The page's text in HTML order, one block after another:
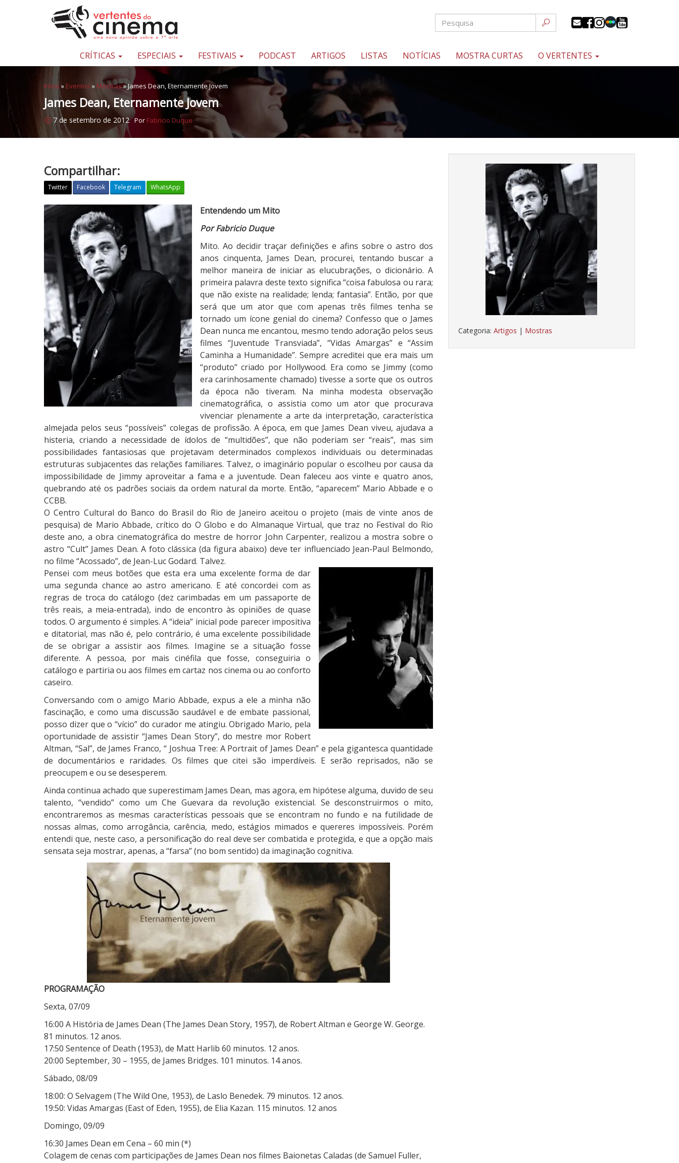
Pular para o conteúdo
Uma
sobre
sétima
arte
CRÍTICAS ESPECIAIS FESTIVAIS PODCAST ARTIGOS LISTAS NOTÍCIAS MOSTRA CURTAS O VERTENTES
Início » Eventos » Mostras»James Dean, Eternamente Jovem
James Dean, Eternamente Jovem
7 de setembro de 2012 Por Fabricio Duque
Categoria: Artigos | Mostras
Compartilhar:
Twitter Facebook Telegram WhatsApp
J
s
D
e
a
n
,
E
t
m
n
t
e
J
o
v
e
m
Entendendo um Mito
Por Fabricio Duque
Mito. Ao decidir traçar definições e afins sobre o astro dos
anos cinquenta, James Dean, procurei, tentando buscar a
melhor maneira de iniciar as elucubrações, o dicionário. A
primeira palavra deste texto significa “coisa fabulosa ou rara;
que não existe na realidade; lenda; fantasia”. Então, por que
será que um ator que com apenas três filmes tenha se
tornado um ícone genial do cinema? Confesso que o James
Dean nunca me encantou, mesmo tendo adoração pelos seus
filmes “Juventude Transviada”, “Vidas Amargas” e “Assim
Caminha a Humanidade”. Sempre acreditei que era mais um
“produto” criado por Hollywood. Era como se Jimmy (como
era carinhosamente chamado) tivesse a sorte que os outros
da época não tiveram. Na minha modesta observação
cinematográfica, o assistia como um ator que procurava
vivenciar plenamente a arte da interpretação, característica
almejada pelos seus “possíveis” colegas de profissão. A época, em que James Dean viveu, ajudava a
histeria, criando a necessidade de ídolos de “multidões”, que não poderiam ser “reais”, mas sim
possibilidades fantasiosas que projetavam determinados complexos individuais ou determinadas
estruturas subjacentes das relações familiares. Talvez, o imaginário popular o escolheu por causa da
impossibilidade de Jimmy aproveitar a fama e a juventude. Dean faleceu aos vinte e quatro anos,
quebrando até os padrões sociais da ordem natural da morte. Então, “aparecem” Mario Abbade e o
CCBB.
O Centro Cultural do Banco do Brasil do Rio de Janeiro aceitou o projeto (mais de vinte anos de
pesquisa) de Mario Abbade, crítico do O Globo e do Almanaque Virtual, que traz no Festival do Rio
deste ano, a obra cinematográfica do mestre de horror John Carpenter, realizou a mostra sobre o
astro “Cult” James Dean. A foto clássica (da figura abaixo) deve ter influenciado Jean-Paul Belmondo,
no filme “Acossado”, de Jean-Luc Godard. Talvez.
Pensei com meus botões que esta era uma excelente forma de dar
uma segunda chance ao astro americano. E até concordei com as
regras de troca do catálogo (dez carimbadas em um passaporte de
três reais, a meia-entrada), indo de encontro às opiniões de quase
todos. O argumento é simples. A “ideia” inicial pode parecer impositiva
e ditatorial, mas não é, pelo contrário, é uma excelente possibilidade
de se obrigar a assistir aos filmes. Imagine se a situação fosse
diferente. A pessoa, por mais cinéfila que fosse, conseguiria o
catálogo e partiria ou aos filmes em cartaz nos cinema ou ao conforto
caseiro.
Conversando com o amigo Mario Abbade, expus a ele a minha não
fascinação, e como uma discussão saudável e de embate passional,
posso dizer que o “vício” do curador me atingiu. Obrigado Mario, pela
oportunidade de assistir “James Dean Story”, do mestre mor Robert
Altman, “Sal”, de James Franco, “ Joshua Tree: A Portrait of James Dean” e pela gigantesca quantidade
de documentários e raridades. Os filmes que citei são imperdíveis. E serão reprisados, não se
preocupem e ou se desesperem.
Ainda continua achado que superestimam James Dean, mas agora, em hipótese alguma, duvido de seu
talento, “vendido” como um Che Guevara da revolução existencial. Se desconstruirmos o mito,
encontraremos as mesmas características pessoais que se encontram no fundo e na futilidade de
nossas almas, como arrogância, carência, medo, estágios mimados e quereres impossíveis. Porém
entendi que, neste caso, a personificação do real deve ser combatida e protegida, e que a opção mais
sensata seja mostrar, apenas, a “farsa” (no bom sentido) da imaginação cognitiva.
PROGRAMAÇÃO
Sexta, 07/09
16:00 A História de James Dean (The James Dean Story, 1957), de Robert Altman e George W. George.
81 minutos. 12 anos.
17:50 Sentence of Death (1953), de Matt Harlib 60 minutos. 12 anos.
20:00 September, 30 – 1955, de James Bridges. 101 minutos. 14 anos.
Sábado, 08/09
18:00: O Selvagem (The Wild One, 1953), de Laslo Benedek. 79 minutos. 12 anos.
19:50: Vidas Amargas (East of Eden, 1955), de Elia Kazan. 115 minutos. 12 anos
Domingo, 09/09
16:30 James Dean em Cena – 60 min (*)
Colagem de cenas com participações de James Dean nos filmes Baionetas Caladas (de Samuel Fuller,